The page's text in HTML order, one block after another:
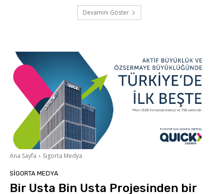
Devamını Göster